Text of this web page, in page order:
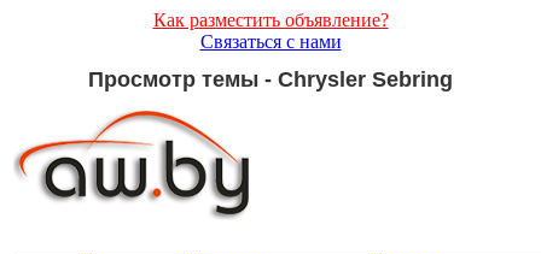
Как разместить объявление?
Связаться с нами
Просмотр темы - Chrysler Sebring